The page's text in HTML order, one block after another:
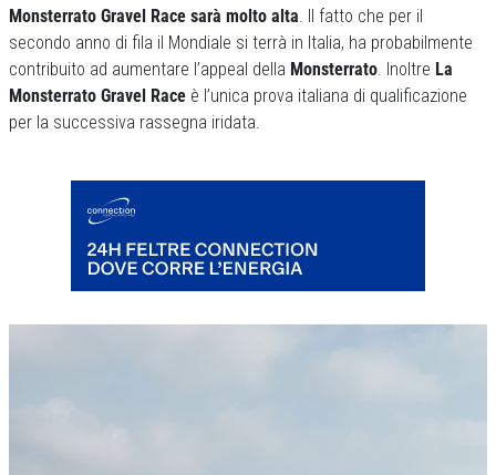
Monsterrato Gravel Race sarà molto alta . Il fatto che per il
secondo anno di fila il Mondiale si terrà in Italia, ha probabilmente
contribuito ad aumentare l’appeal della Monsterrato . Inoltre La
Monsterrato Gravel Race è l’unica prova italiana di qualificazione
per la successiva rassegna iridata.